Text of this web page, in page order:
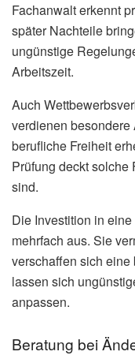
Fachanwalt erkennt
später Nachteile
ungünstige
Arbeitszeit.
Auch
verdienen
berufliche Freiheit
Prüfung deckt solche
sind.
Die Investition in
mehrfach aus. Sie
verschaffen sich
lassen sich
anpassen.
Beratung bei